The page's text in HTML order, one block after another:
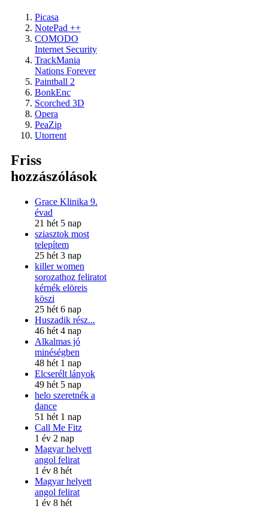
Picasa
NotePad ++
COMODO
Internet Security
TrackMania
Nations Forever
Paintball 2
BonkEnc
Scorched 3D
Opera
PeaZip
Utorrent
Friss
hozzászólások
Grace Klinika 9.
évad
21 hét 5 nap
sziasztok most
telepítem
25 hét 3 nap
killer women
sorozathoz feliratot
kérnék elöreis
köszi
25 hét 6 nap
Huszadik rész...
46 hét 4 nap
Alkalmas jó
minéségben
48 hét 1 nap
Elcserélt lányok
49 hét 5 nap
helo szeretnék a
dance
51 hét 1 nap
Call Me Fitz
1 év 2 nap
Magyar helyett
angol felirat
1 év 8 hét
Magyar helyett
angol felirat
1 év 8 hét